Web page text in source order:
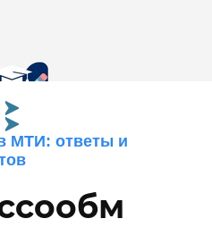
МТИ: ответы и